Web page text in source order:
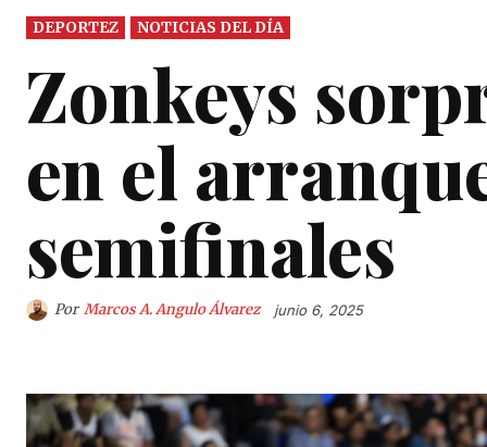
DEPORTEZ NOTICIAS DEL DÍA
Zonkeys
en el
semifinales
Por Marcos A. Angulo Álvarez junio 6, 2025